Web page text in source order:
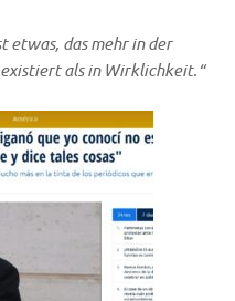
etwas, das mehr in der
als in Wirklichkeit.“